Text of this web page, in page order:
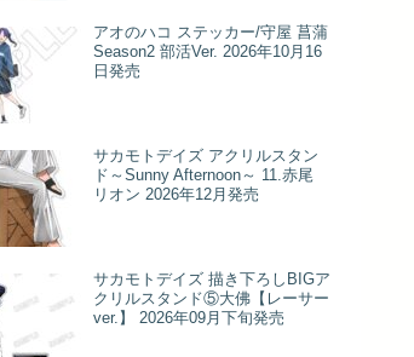
アオのハコ ステッカー/守屋 菖蒲
Season2 部活Ver. 2026年10月16
日発売
サカモトデイズ アクリルスタン
ド～Sunny Afternoon～ 11.赤尾
リオン 2026年12月発売
サカモトデイズ 描き下ろしBIGア
クリルスタンド⑤大佛【レーサー
ver.】 2026年09月下旬発売